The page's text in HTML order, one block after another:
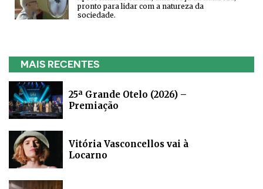
pronto para lidar com a natureza da
sociedade.
MAIS RECENTES
25ª Grande Otelo (2026) –
Premiação
Vitória Vasconcellos vai à
Locarno